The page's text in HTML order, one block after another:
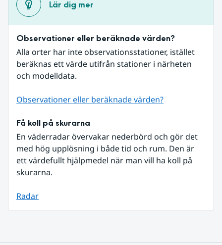
Lär dig mer
Observationer eller beräknade värden?
Alla orter har inte observationsstationer, istället
beräknas ett värde utifrån stationer i närheten
och modelldata.
Observationer eller beräknade värden?
Få koll på skurarna
En väderradar övervakar nederbörd och gör det
med hög upplösning i både tid och rum. Den är
ett värdefullt hjälpmedel när man vill ha koll på
skurarna.
Radar